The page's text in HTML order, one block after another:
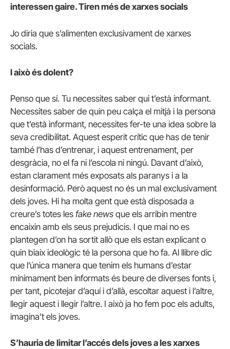
interessen gaire. Tiren més de xarxes socials
Jo diria que s’alimenten exclusivament de xarxes
socials.
I això és dolent?
Penso que sí. Tu necessites saber qui t’està informant.
Necessites saber de quin peu calça el mitjà i la persona
que t’està informant, necessites fer-te una idea sobre la
seva credibilitat. Aquest esperit crític que has de tenir
també l’has d’entrenar, i aquest entrenament, per
desgràcia, no el fa ni l’escola ni ningú. Davant d’això,
estan clarament més exposats als paranys i a la
desinformació. Però aquest no és un mal exclusivament
dels joves. Hi ha molta gent que està disposada a
creure’s totes les fake news que els arribin mentre
encaixin amb els seus prejudicis. I que mai no es
plantegen d’on ha sortit allò que els estan explicant o
quin biaix ideològic té la persona que ho fa. Al llibre dic
que l’única manera que tenim els humans d’estar
mínimament ben informats és beure de diverses fonts i,
per tant, picotejar d’aquí i d’allà, escoltar aquest i l’altre,
llegir aquest i llegir l’altre. I això ja ho fem poc els adults,
imagina’t els joves.
S’hauria de limitar l’accés dels joves a les xarxes